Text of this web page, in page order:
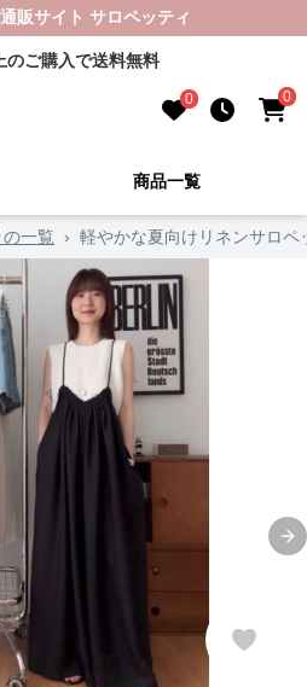
販サイト サロペッティ
のご購入で送料無料
0 0
商品一覧
一覧 › 軽やかな夏向けリネンサロペ